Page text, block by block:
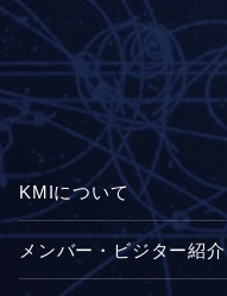
KMIについて
メンバー・ビジター紹介